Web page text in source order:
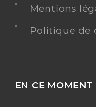
Mentions
Politique de
EN CE MOMENT